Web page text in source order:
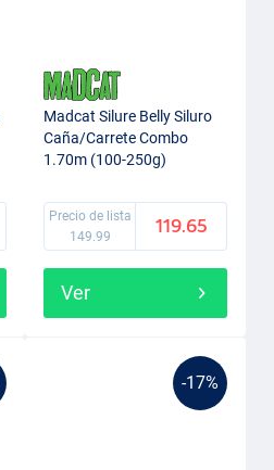
Madcat Silure Belly Siluro
Caña/Carrete Combo
1.70m (100-250g)
Precio de lista
149.99
119.65
Ver
-17%